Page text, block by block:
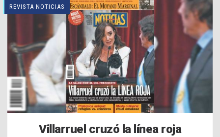
REVISTA NOTICIAS
Villarruel cruzó la línea roja